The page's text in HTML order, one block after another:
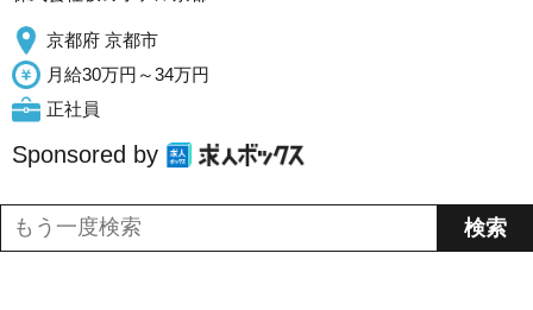
京都府 京都市
月給30万円～34万円
正社員
Sponsored by